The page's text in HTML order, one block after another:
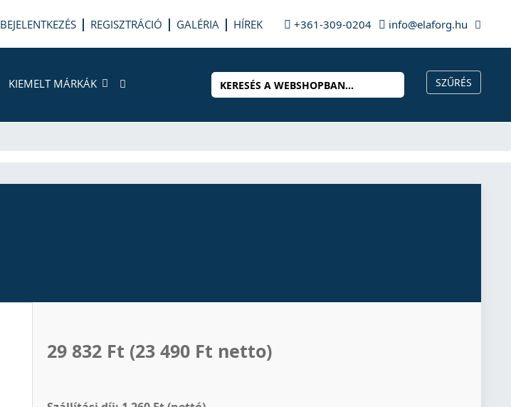
BEJELENTKEZÉS REGISZTRÁCIÓ GALÉRIA HÍREK +361-309-0204 info@elaforg.hu
KIEMELT MÁRKÁK
29 832 Ft (23 490 Ft netto)